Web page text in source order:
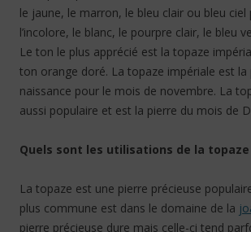
le jaune, le marron, le bleu clair ou bleu
l’incolore, le blanc, le pourpre clair, le bleu
Le ton le plus apprécié est la topaze
ton orange doré. La topaze impériale est la
naissance pour le mois de novembre. La
aussi populaire et est la pierre du mois de
Quels sont les utilisations de la topaze
La topaze est une pierre précieuse
plus commune est dans le domaine de la
pierre précieuse dure mais celle-ci tend